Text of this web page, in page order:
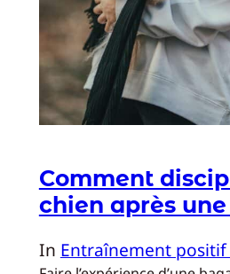
Comment
chien après
In Entraînement positif